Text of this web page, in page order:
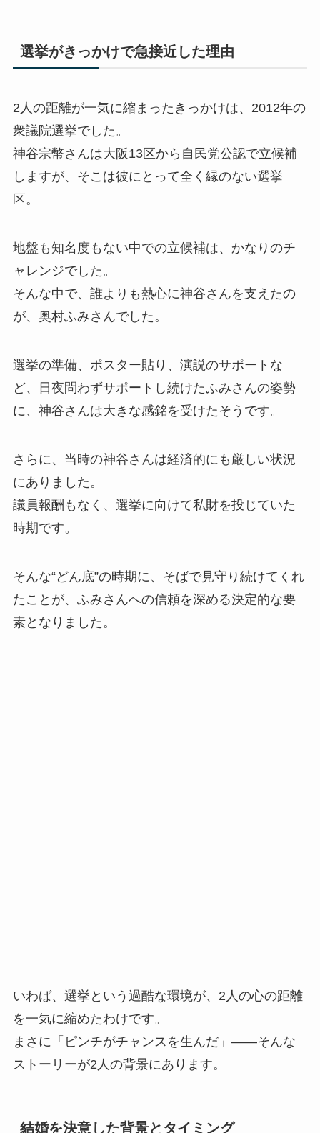
選挙がきっかけで急接近した理由
2人の距離が一気に縮まったきっかけは、2012年の
衆議院選挙でした。
神谷宗幣さんは大阪13区から自民党公認で立候補
しますが、そこは彼にとって全く縁のない選挙
区。
地盤も知名度もない中での立候補は、かなりのチ
ャレンジでした。
そんな中で、誰よりも熱心に神谷さんを支えたの
が、奥村ふみさんでした。
選挙の準備、ポスター貼り、演説のサポートな
ど、日夜問わずサポートし続けたふみさんの姿勢
に、神谷さんは大きな感銘を受けたそうです。
さらに、当時の神谷さんは経済的にも厳しい状況
にありました。
議員報酬もなく、選挙に向けて私財を投じていた
時期です。
そんな“どん底”の時期に、そばで見守り続けてくれ
たことが、ふみさんへの信頼を深める決定的な要
素となりました。
いわば、選挙という過酷な環境が、2人の心の距離
を一気に縮めたわけです。
まさに「ピンチがチャンスを生んだ」――そんな
ストーリーが2人の背景にあります。
結婚を決意した背景とタイミング